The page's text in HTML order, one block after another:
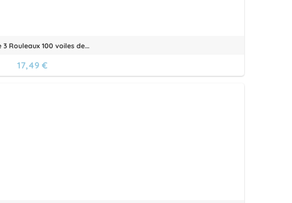
3 Rouleaux 100 voiles de...
17,49 €